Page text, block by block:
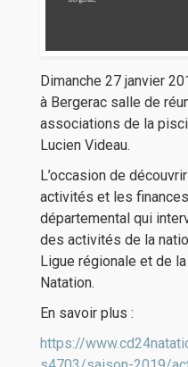
Dimanche 27 janvier
à Bergerac salle de
associations de la
Lucien Videau.
L’occasion de
activités et les
départemental qui
des activités de la
Ligue régionale et de
Natation.
En savoir plus :
https://